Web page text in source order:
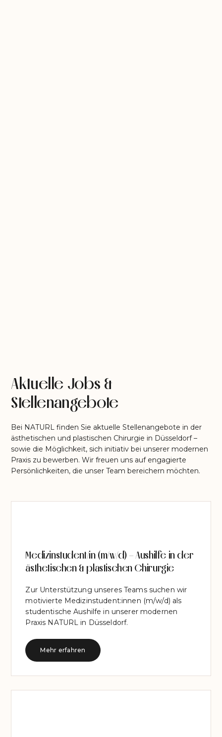
Aktuelle Jobs &
Stellenangebote
Bei NATURL finden Sie aktuelle Stellenangebote in der
ästhetischen und plastischen Chirurgie in Düsseldorf –
sowie die Möglichkeit, sich initiativ bei unserer modernen
Praxis zu bewerben. Wir freuen uns auf engagierte
Persönlichkeiten, die unser Team bereichern möchten.
Medizinstudent/in (m/w/d) – Aushilfe in der
ästhetischen & plastischen Chirurgie
Zur Unterstützung unseres Teams suchen wir
motivierte Medizinstudent:innen (m/w/d) als
studentische Aushilfe in unserer modernen
Praxis NATURL in Düsseldorf.
Mehr erfahren